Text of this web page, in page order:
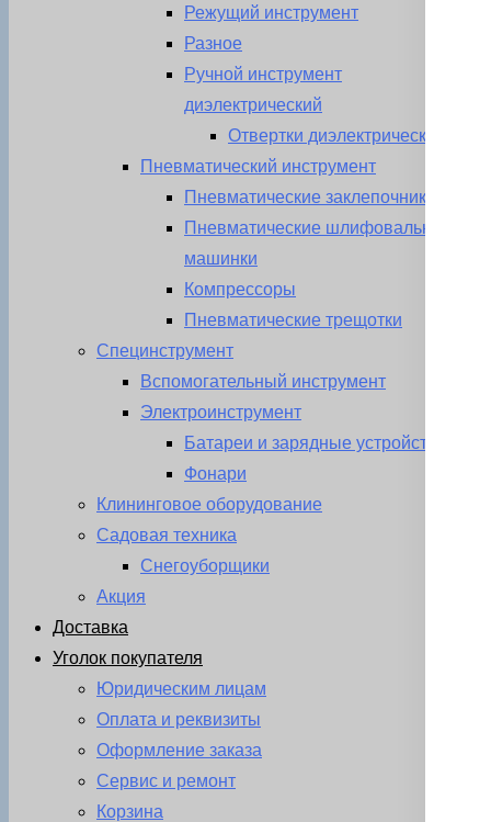
Режущий инструмент
Разное
Ручной инструмент
диэлектрический
Отвертки диэлектрические
Пневматический инструмент
Пневматические заклепочники
Пневматические шлифовальные
машинки
Компрессоры
Пневматические трещотки
Специнструмент
Вспомогательный инструмент
Электроинструмент
Батареи и зарядные устройства
Фонари
Клининговое оборудование
Садовая техника
Снегоуборщики
Акция
Доставка
Уголок покупателя
Юридическим лицам
Оплата и реквизиты
Оформление заказа
Сервис и ремонт
Корзина